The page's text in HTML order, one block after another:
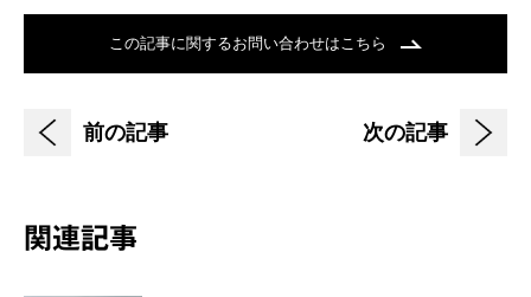
この記事に関するお問い合わせはこちら
前の記事 次の記事
関連記事